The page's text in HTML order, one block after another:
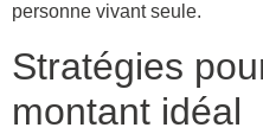
personne vivant seule.
Stratégies
montant idéal